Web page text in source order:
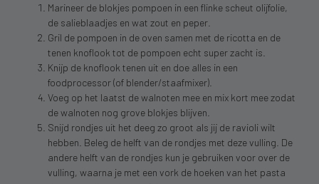
Marineer de blokjes pompoen in een flinke scheut olijfolie,
de salieblaadjes en wat zout en peper.⁠⠀
Gril de pompoen in de oven samen met de ricotta en de
tenen knoflook tot de pompoen echt super zacht is. ⁠⠀
Knijp de knoflook tenen uit en doe alles in een
foodprocessor (of blender/staafmixer).⁠⠀
Voeg op het laatst de walnoten mee en mix kort mee zodat
de walnoten nog grove blokjes blijven.⁠
Snijd rondjes uit het deeg zo groot als jij de ravioli wilt
hebben. Beleg de helft van de rondjes met deze vulling. De
andere helft van de rondjes kun je gebruiken voor over de
vulling, waarna je met een vork de hoeken van het pasta